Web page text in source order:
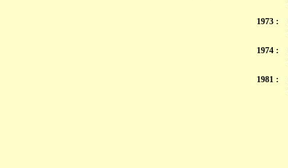
1973 :
1974 :
1981 :